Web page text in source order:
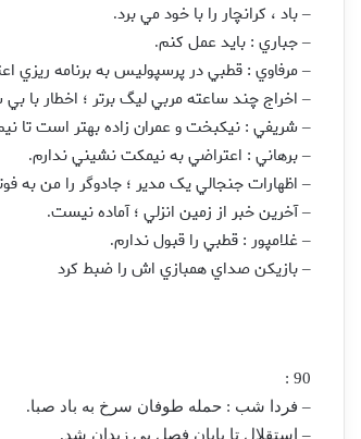
– باد ، كرانچار را با خود مي برد.
– جباري : بايد عمل كنم.
– مرفاوي : قطبي در پرسپوليس به برنامه ريزي
– اخراج چند ساعته مربي ليگ برتر ؛ اخطار با
– شريفي : نيکبخت و عمران زاده بهتر است تا
– برهاني : اعتراضي به نيمکت نشيني ندارم.
– اظهارات جنجالي يک مدير ؛ جادوگر را من به
–آخرين خبر از زمين انزلي ؛ آماده نيست.
– غلامپور : قطبي را قبول ندارم.
– بازيکن صداي همبازي اش را ضبط کرد
90 :
– فردا شب : حمله طوفان سرخ به باد صبا.
– استقلال تا پايان فصل بي زيدان شد.